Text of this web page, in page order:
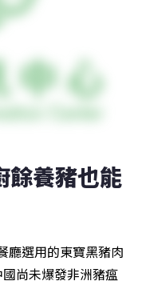
餘養豬也能
廳選用的東寶黑豬肉
尚未爆發非洲豬瘟